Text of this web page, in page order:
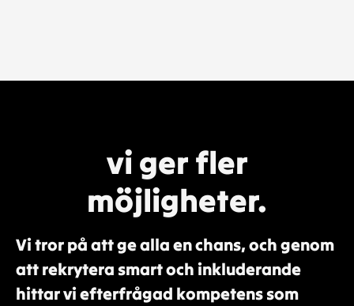
vi ger fler
möjligheter.
Vi tror på att ge alla en chans, och genom
att rekrytera smart och inkluderande
hittar vi efterfrågad kompetens som